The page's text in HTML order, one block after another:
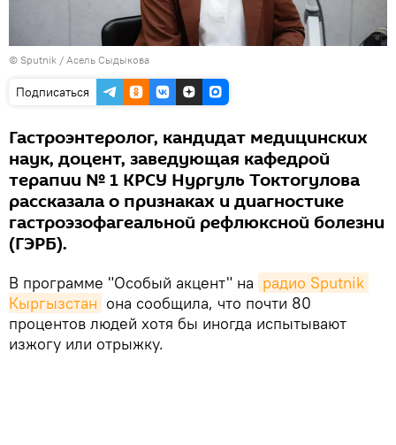
© Sputnik / Асель Сыдыкова
Подписаться
Гастроэнтеролог, кандидат медицинских
наук, доцент, заведующая кафедрой
терапии № 1 КРСУ Нургуль Токтогулова
рассказала о признаках и диагностике
гастроэзофагеальной рефлюксной болезни
(ГЭРБ).
В программе "Особый акцент" на радио Sputnik
Кыргызстан она сообщила, что почти 80
процентов людей хотя бы иногда испытывают
изжогу или отрыжку.